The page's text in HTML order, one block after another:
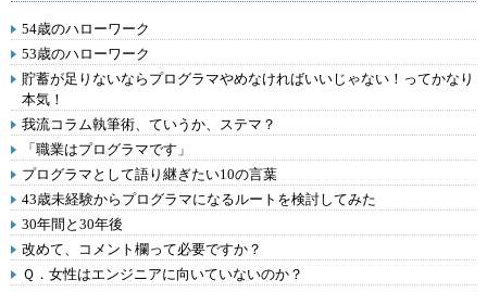
54歳のハローワーク
53歳のハローワーク
貯蓄が足りないならプログラマやめなければいいじゃない！ってかなり
本気！
我流コラム執筆術、ていうか、ステマ？
「職業はプログラマです」
プログラマとして語り継ぎたい10の言葉
43歳未経験からプログラマになるルートを検討してみた
30年間と30年後
改めて、コメント欄って必要ですか？
Ｑ．女性はエンジニアに向いていないのか？